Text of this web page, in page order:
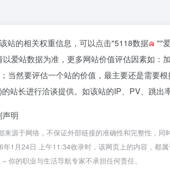
站的相关权重信息，可以点击"5118数据 ""
爱站数据为准，更多网站价值评估因素如：
当然要评估一个站的价值，最主要还是需要
站长进行洽谈提供。如该站的IP、PV、跳出
声明
源于网络，不保证外部链接的准确性和完整性，同
1月24日 上午11:34收录时，该网页上的内容，都
你的职业与生活导航专家不承担任何责任。